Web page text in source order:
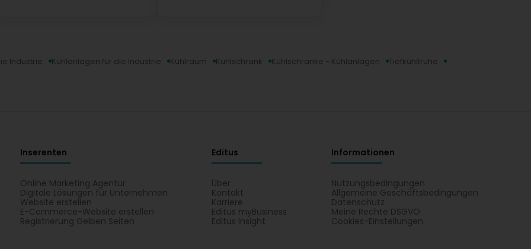
Industrie Kühlanlagen für die Industrie Kühlraum Kühlschrank Kühlschränke - Kühlanlagen Tiefkühltruhe
Inserenten
Online Marketing Agentur
Digitale Lösungen für Unternehmen
Website erstellen
E-Commerce-Website erstellen
Registrierung Gelben Seiten
Editus
Über
Kontakt
Karriere
Editus myBusiness
Editus Insight
Informationen
Nutzungsbedingungen
Allgemeine Geschäftsbedingungen
Datenschutz
Meine Rechte DSGVO
Cookies-Einstellungen